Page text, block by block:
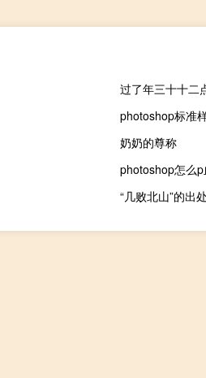
过了年三十十二
photoshop标准
奶奶的尊称
photoshop怎么p
“几败北山”的出